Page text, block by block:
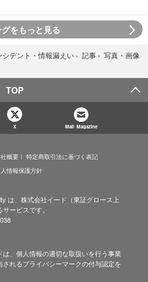
をもっと見る
シデント・情報漏えい › 記事 › 写真・画像
TOP
X Mail Magazine
概要
特定商取引法に基づく表記
情報保護方針
は、株式会社イード（東証グロース上
ービスです。
は、個人情報の適切な取扱いを行う事業
されるプライバシーマークの付与認定を